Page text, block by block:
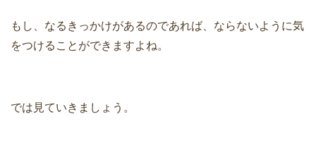
もし、なるきっかけがあるのであれば、ならないように気
をつけることができますよね。
では見ていきましょう。